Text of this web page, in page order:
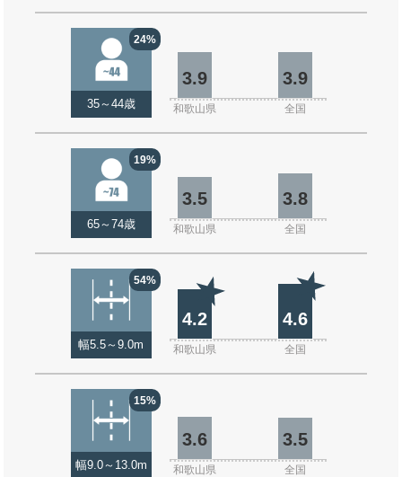
24%
35～44歳
3.9 3.9
和歌山県 全国
19%
65～74歳
3.5 3.8
和歌山県 全国
54%
幅5.5～9.0m
4.2 4.6
和歌山県 全国
15%
幅9.0～13.0m
3.6 3.5
和歌山県 全国